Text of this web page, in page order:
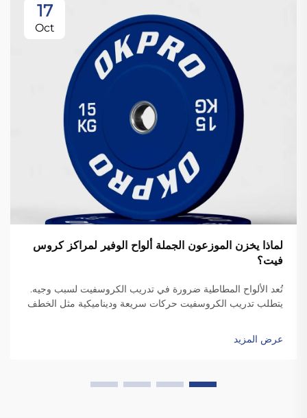
17
Oct
لماذا يخزن الموزعون الجملة ألواح الوفير لمراكز كروس
فيت؟
تُعد الألواح المطاطية ضرورة في تدريب الكروسفيت لسبب وجيه.
يتطلب تدريب الكروسفيت حركات سريعة وديناميكية مثل الخطف
القياسية، فإن الألواح المطاطية عالية الجودة تكون متينة بدرجة
كافية ل...
عرض المزيد